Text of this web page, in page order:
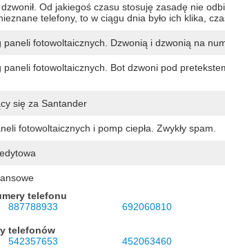
Od jakiegoś czasu stosuję zasadę nie
telefony, to w ciągu dnia było ich klika,
paneli fotowoltaicznych. Dzwonią i dzwonią na
fotowoltaicznych. Bot dzwoni pod
się za Santander
fotowoltaicznych i pomp ciepła. Zwykły spam.
telefonu
887788933 692060810
telefonów
542357653 452063460